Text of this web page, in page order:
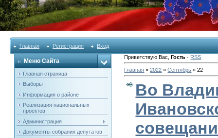
Главная Регистрация Вход
Меню Сайта
Главная страница
Выборы
Информация о районе
Реализация национальных
проектов
Администрация
Документы собрания депутатов
Приветствую Вас ,Гость · RSS
Главная »2022 » Сентябрь » 22
Во